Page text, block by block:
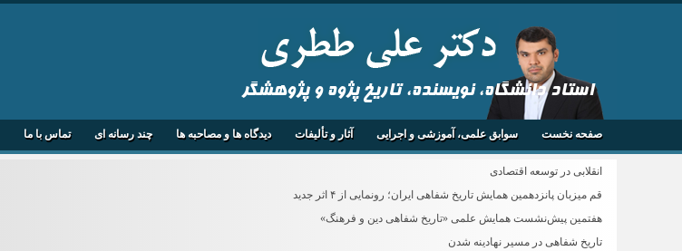
استاد دانشگاه، نویسنده، تاریخ پژوه و پژوهشگر
صفحه نخست سوابق علمی، آموزشی و اجرایی آثار و تألیفات دیدگاه ها و مصاحبه ها چند رسانه ای تماس با ما
انقلابی در توسعه اقتصادی
قم میزبان پانزدهمین همایش تاریخ شفاهی ایران؛ رونمایی از ۴ اثر جدید
هفتمین پیش‌نشست همایش علمی «تاریخ شفاهی دین و فرهنگ»
تاریخ شفاهی در مسیر نهادینه شدن